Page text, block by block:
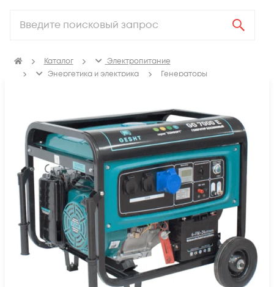
Каталог
Электропитание
Энергетика и электрика
Генераторы